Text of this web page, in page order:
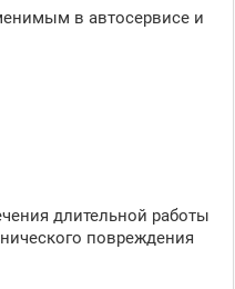
в автосервисе и
длительной работы
повреждения